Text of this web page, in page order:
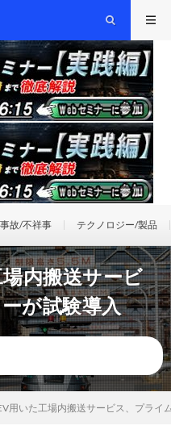
故/不祥事 テクノロジー/製品
内搬送サービ
が試験導入
用いた工場内搬送サービス、プライ